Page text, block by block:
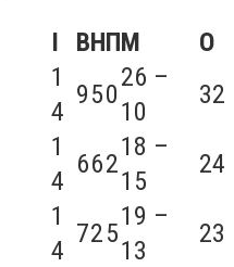
I ВНПМ
О
1
4
950
26 –
10
32
1
4
662
18 –
15
24
1
4
725
19 –
13
23